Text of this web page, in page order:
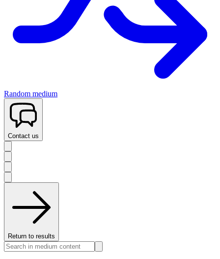
Random medium
Contact us
Return to results